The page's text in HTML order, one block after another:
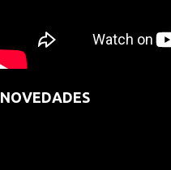
NOVEDADES